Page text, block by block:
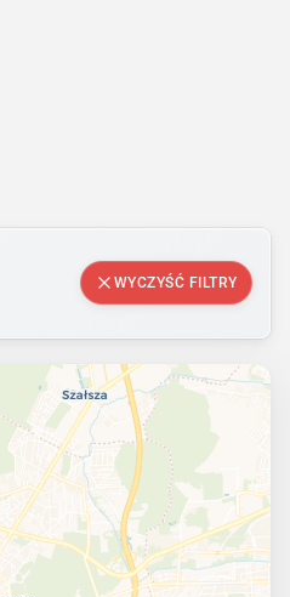
WYCZYŚĆ FILTRY